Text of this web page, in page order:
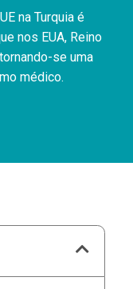
na Turquia é
nos EUA, Reino
se uma
médico.